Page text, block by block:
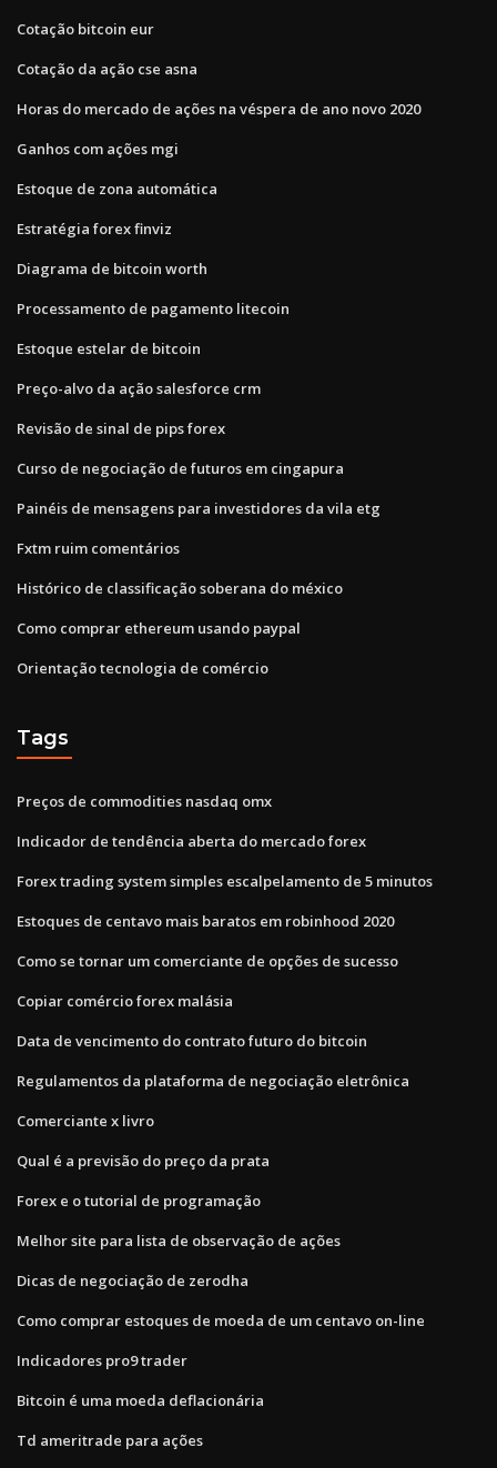
Cotação bitcoin eur
Cotação da ação cse asna
Horas do mercado de ações na véspera de ano novo 2020
Ganhos com ações mgi
Estoque de zona automática
Estratégia forex finviz
Diagrama de bitcoin worth
Processamento de pagamento litecoin
Estoque estelar de bitcoin
Preço-alvo da ação salesforce crm
Revisão de sinal de pips forex
Curso de negociação de futuros em cingapura
Painéis de mensagens para investidores da vila etg
Fxtm ruim comentários
Histórico de classificação soberana do méxico
Como comprar ethereum usando paypal
Orientação tecnologia de comércio
Tags
Preços de commodities nasdaq omx
Indicador de tendência aberta do mercado forex
Forex trading system simples escalpelamento de 5 minutos
Estoques de centavo mais baratos em robinhood 2020
Como se tornar um comerciante de opções de sucesso
Copiar comércio forex malásia
Data de vencimento do contrato futuro do bitcoin
Regulamentos da plataforma de negociação eletrônica
Comerciante x livro
Qual é a previsão do preço da prata
Forex e o tutorial de programação
Melhor site para lista de observação de ações
Dicas de negociação de zerodha
Como comprar estoques de moeda de um centavo on-line
Indicadores pro9 trader
Bitcoin é uma moeda deflacionária
Td ameritrade para ações